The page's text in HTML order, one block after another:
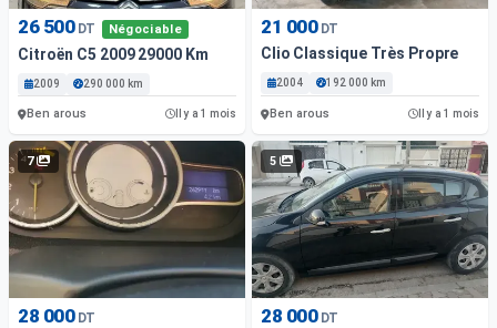
26 500 DT Négociable
Citroën C5 2009 29000 Km
2009 290 000 km
Ben arous Il y a 1 mois
21 000 DT
Clio Classique Très Propre
2004 192 000 km
Ben arous Il y a 1 mois
7
28 000 DT
5
28 000 DT